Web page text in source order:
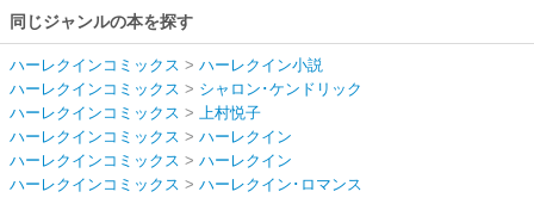
同じジャンルの本を探す
ハーレクインコミックス > ハーレクイン小説
ハーレクインコミックス > シャロン･ケンドリック
ハーレクインコミックス > 上村悦子
ハーレクインコミックス > ハーレクイン
ハーレクインコミックス > ハーレクイン
ハーレクインコミックス > ハーレクイン･ロマンス